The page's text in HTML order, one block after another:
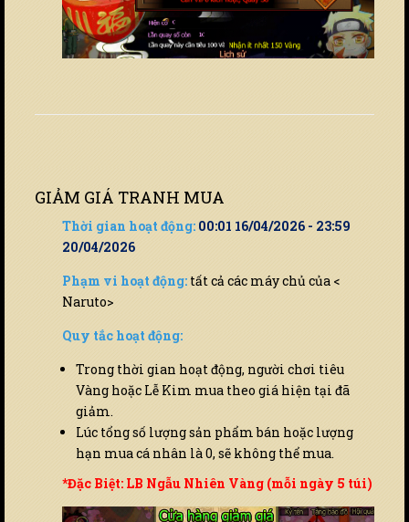
GIẢM GIÁ TRANH MUA
Thời gian hoạt động: 00:01 16/04/2026 - 23:59
20/04/2026
Phạm vi hoạt động: tất cả các máy chủ của <
Naruto>
Quy tắc hoạt động:
Trong thời gian hoạt động, người chơi tiêu
Vàng hoặc Lễ Kim mua theo giá hiện tại đã
giảm.
Lúc tổng số lượng sản phẩm bán hoặc lượng
hạn mua cá nhân là 0, sẽ không thể mua.
*Đặc Biệt: LB Ngẫu Nhiên Vàng (mỗi ngày 5 túi)